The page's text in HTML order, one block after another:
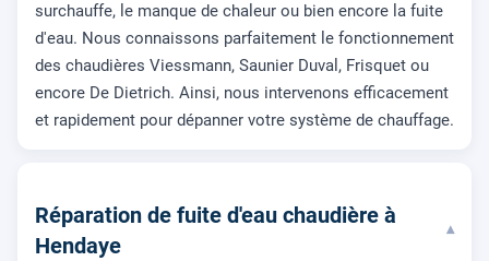
surchauffe, le manque de chaleur ou bien encore la fuite
d'eau. Nous connaissons parfaitement le fonctionnement
des chaudières Viessmann, Saunier Duval, Frisquet ou
encore De Dietrich. Ainsi, nous intervenons efficacement
et rapidement pour dépanner votre système de chauffage.
Réparation de fuite d'eau chaudière à
Hendaye
▾